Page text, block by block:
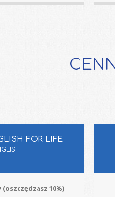
FOR LIFE
(oszczędzasz 10%)